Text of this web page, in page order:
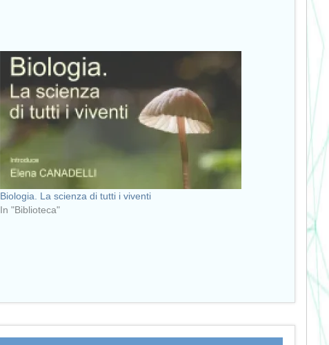
Biologia. La scienza di tutti i viventi
In "Biblioteca"